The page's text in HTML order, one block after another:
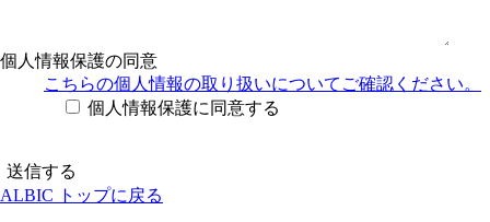
個人情報保護の同意
こちらの個人情報の取り扱いについてご確認ください。
個人情報保護に同意する
ALBIC トップに戻る